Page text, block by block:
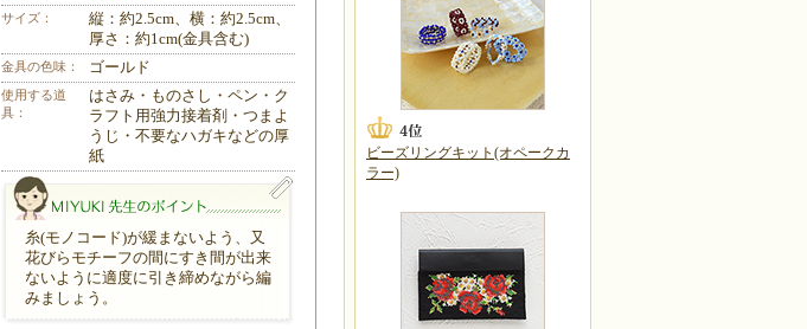
サイズ：
縦：約2.5cm、横：約2.5cm、
厚さ：約1cm(金具含む)
金具の色味： ゴールド
使用する道
具：
はさみ・ものさし・ペン・ク
ラフト用強力接着剤・つまよ
うじ・不要なハガキなどの厚
紙
糸(モノコード)が緩まないよう、又
花びらモチーフの間にすき間が出来
ないように適度に引き締めながら編
みましょう。
ビーズリングキット(オペークカ
ラー)